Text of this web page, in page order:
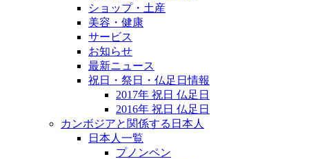
ショップ・土産
美容・健康
サービス
お知らせ
最新ニュース
祝日・祭日・仏足日情報
2017年 祝日 仏足日
2016年 祝日 仏足日
カンボジアと関係する日本人
日本人一覧
プノンペン